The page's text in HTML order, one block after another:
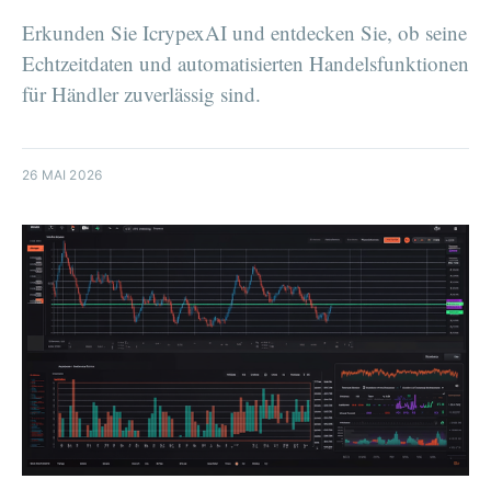
Erkunden Sie IcrypexAI und entdecken Sie, ob seine
Echtzeitdaten und automatisierten Handelsfunktionen
für Händler zuverlässig sind.
26 MAI 2026